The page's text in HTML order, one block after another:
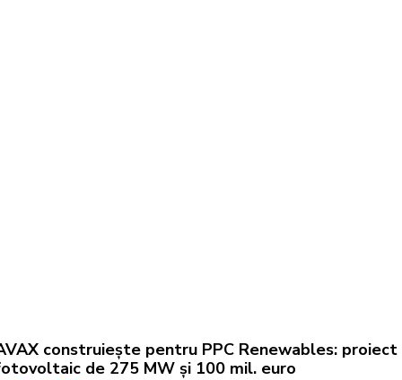
construiește pentru PPC Renewables: proiect
de 275 MW și 100 mil. euro